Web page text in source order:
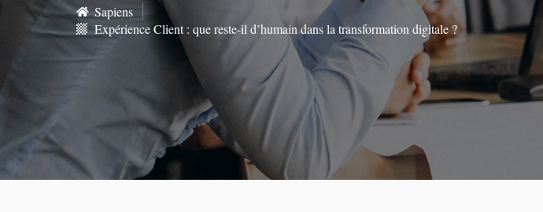
Sapiens
Expérience Client : que reste-il d’humain dans la transformation digitale ?